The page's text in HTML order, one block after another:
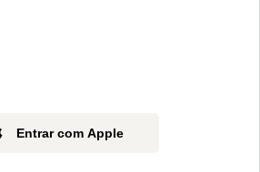
Entrar com Apple